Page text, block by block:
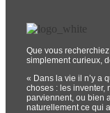
Que vous
simplement curieux,
« Dans la vie il n’y a
choses : les inventer,
parviennent, ou bien
naturellement ce qui